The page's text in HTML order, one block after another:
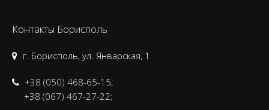
Контакты Борисполь
г. Борисполь, ул. Январская, 1
+38 (050) 468-65-15;
+38 (067) 467-27-22;